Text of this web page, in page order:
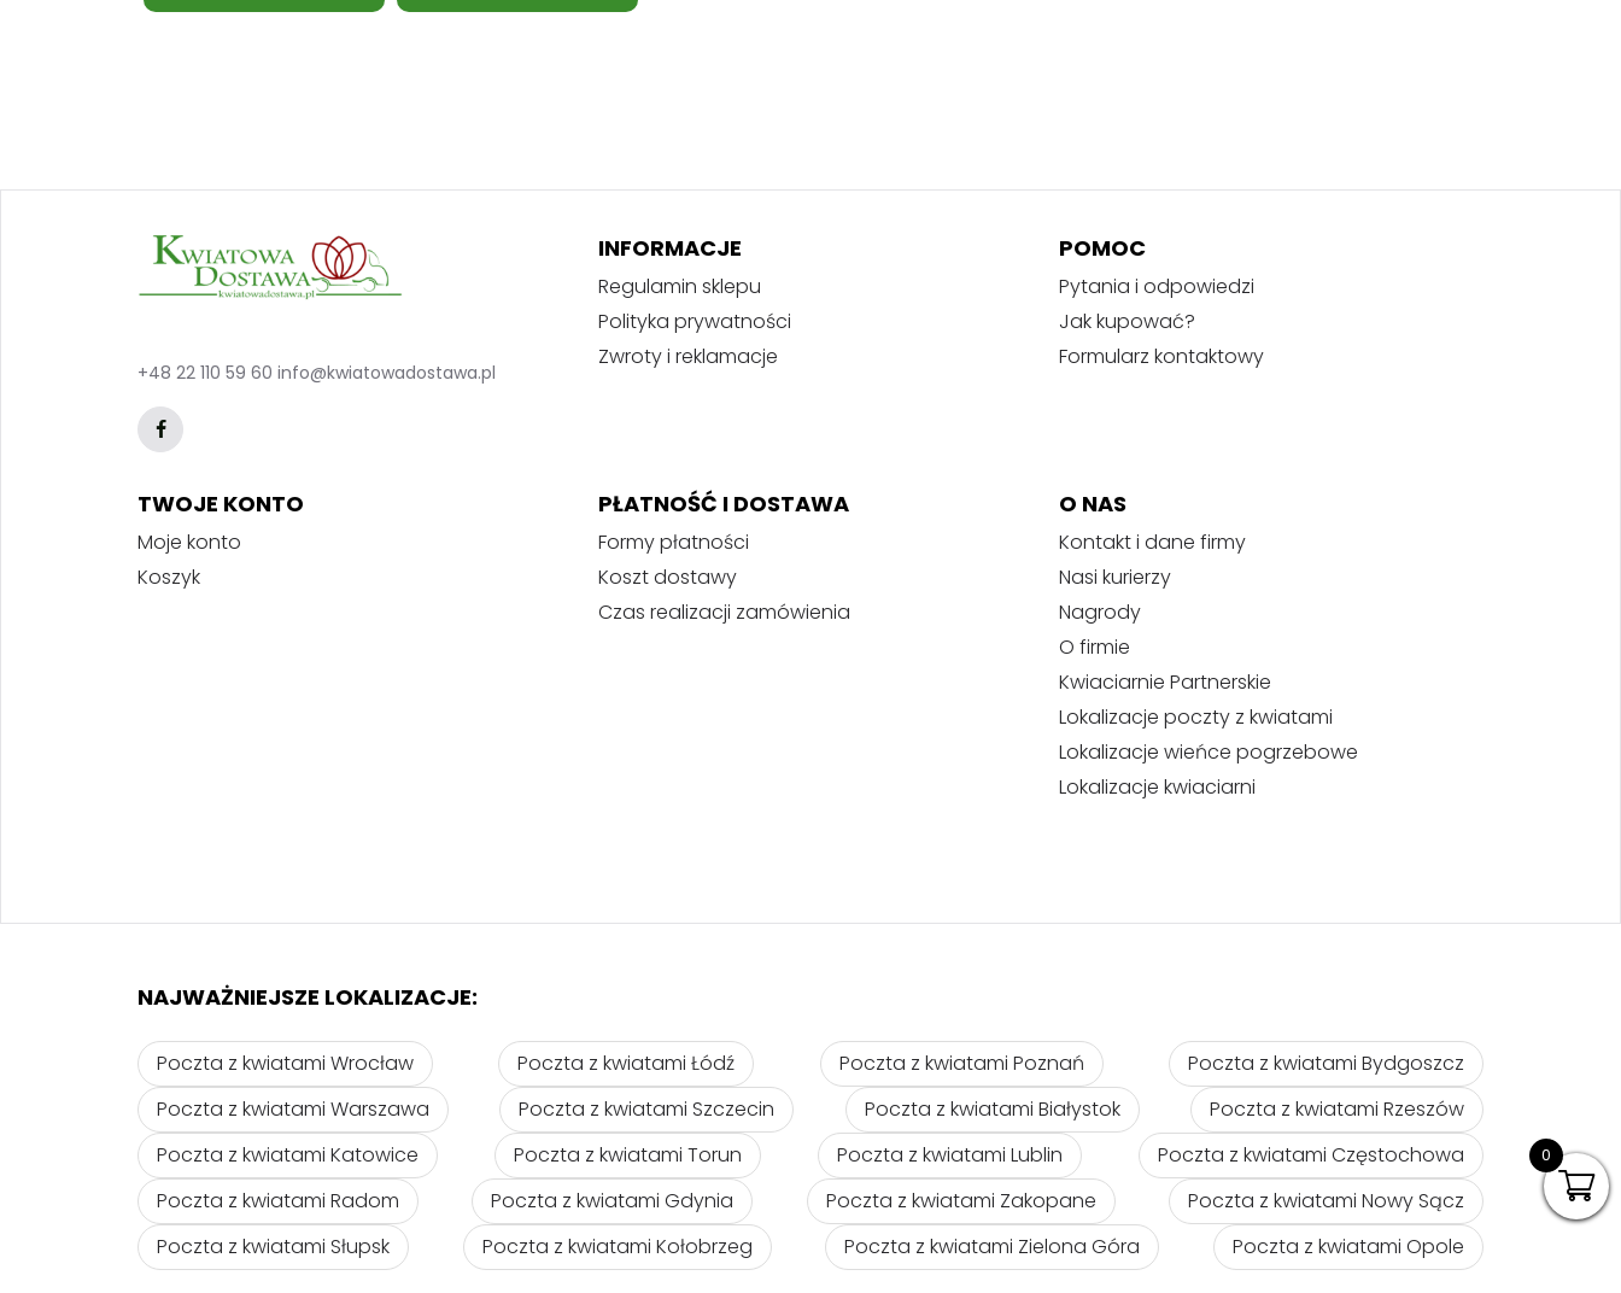
+48 22 110 59 60 info@kwiatowadostawa.pl
INFORMACJE
Regulamin sklepu
Polityka prywatności
Zwroty i reklamacje
POMOC
Pytania i odpowiedzi
Jak kupować?
Formularz kontaktowy
TWOJE KONTO
Moje konto
Koszyk
PŁATNOŚĆ I DOSTAWA
Formy płatności
Koszt dostawy
Czas realizacji zamówienia
O NAS
Kontakt i dane firmy
Nasi kurierzy
Nagrody
O firmie
Kwiaciarnie Partnerskie
Lokalizacje poczty z kwiatami
Lokalizacje wieńce pogrzebowe
Lokalizacje kwiaciarni
NAJWAŻNIEJSZE LOKALIZACJE:
Poczta z kwiatami Wrocław Poczta z kwiatami Łódź Poczta z kwiatami Poznań
Poczta z kwiatami Bydgoszcz
Poczta z kwiatami Warszawa
Poczta z kwiatami Szczecin Poczta z kwiatami Białystok
Poczta z kwiatami Rzeszów
Poczta z kwiatami Katowice
Poczta z kwiatami Torun Poczta z kwiatami Lublin
Poczta z kwiatami Częstochowa
Poczta z kwiatami Radom
Poczta z kwiatami Gdynia Poczta z kwiatami Zakopane
Poczta z kwiatami Nowy Sącz
Poczta z kwiatami Słupsk
Poczta z kwiatami Kołobrzeg Poczta z kwiatami Zielona Góra Poczta z kwiatami Opole
0